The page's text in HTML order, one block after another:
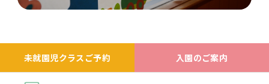
未就園児クラスご予約 入園のご案内